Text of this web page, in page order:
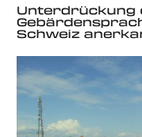
Unterdrückung
Schweiz